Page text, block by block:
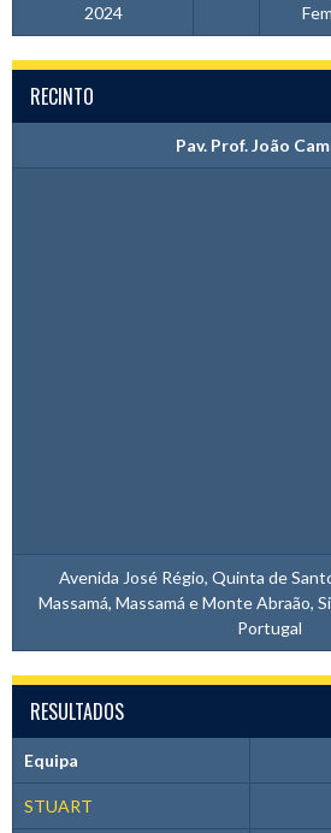
2024
RECINTO
Pav. Prof. João
Avenida José Régio, Quinta de
Massamá, Massamá e Monte Abraão,
Portugal
RESULTADOS
Equipa
STUART